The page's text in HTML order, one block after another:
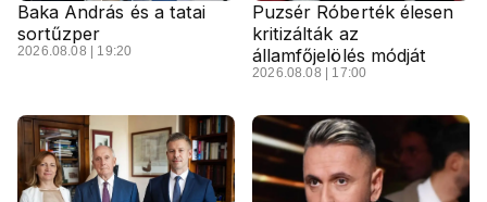
Baka András és a tatai
sortűzper
2026.08.08 | 19:20
Puzsér Róberték élesen
kritizálták az
államfőjelölés módját
2026.08.08 | 17:00